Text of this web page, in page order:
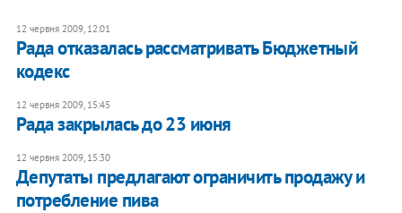
12 червня 2009, 12:01
Рада отказалась рассматривать Бюджетный
кодекс
12 червня 2009, 15:45
Рада закрылась до 23 июня
12 червня 2009, 15:30
Депутаты предлагают ограничить продажу и
потребление пива